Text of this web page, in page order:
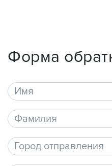
Форма